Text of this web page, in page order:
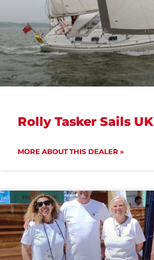
Rolly Tasker Sails UK
MORE ABOUT THIS DEALER »